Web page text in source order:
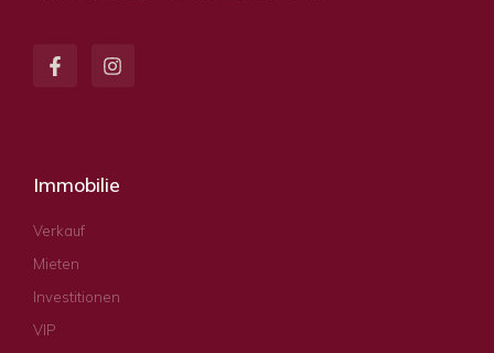
Immobilie
Verkauf
Mieten
Investitionen
VIP